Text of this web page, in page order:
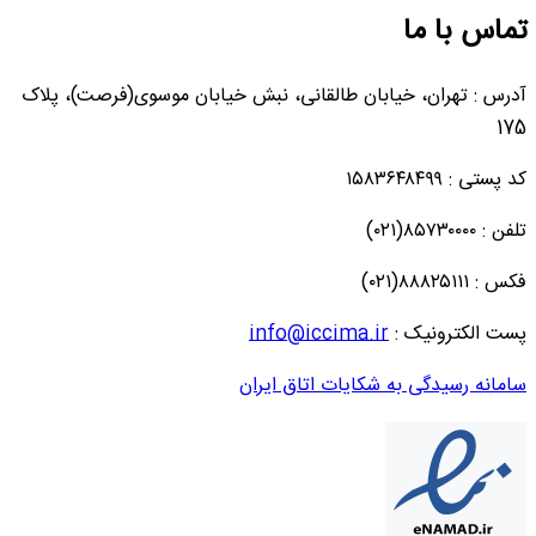
تماس با ما
آدرس : تهران، خیابان طالقانی، نبش خیابان موسوی(فرصت)، پلاک
175
کد پستی : ۱۵۸۳۶۴۸۴۹۹
تلفن : ۸۵۷۳۰۰۰۰(۰۲۱)
فکس : ۸۸۸۲۵۱۱۱(۰۲۱)
پست الکترونیک :info@iccima.ir
سامانه رسیدگی به شکایات اتاق ایران